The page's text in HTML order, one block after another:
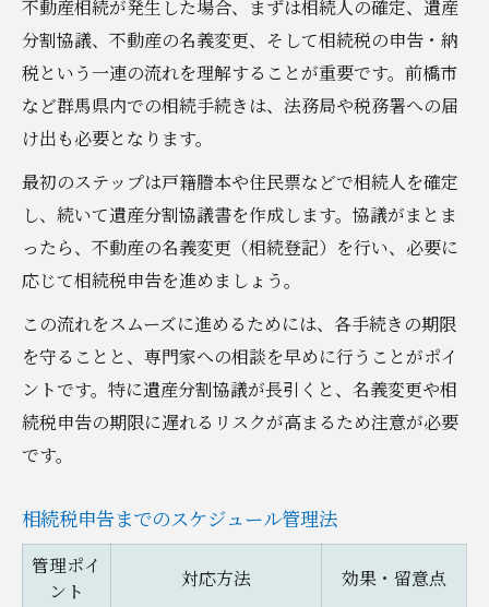
不動産相続が発生した場合、まずは相続人の確定、遺産
分割協議、不動産の名義変更、そして相続税の申告・納
税という一連の流れを理解することが重要です。前橋市
など群馬県内での相続手続きは、法務局や税務署への届
け出も必要となります。
最初のステップは戸籍謄本や住民票などで相続人を確定
し、続いて遺産分割協議書を作成します。協議がまとま
ったら、不動産の名義変更（相続登記）を行い、必要に
応じて相続税申告を進めましょう。
この流れをスムーズに進めるためには、各手続きの期限
を守ることと、専門家への相談を早めに行うことがポイ
ントです。特に遺産分割協議が長引くと、名義変更や相
続税申告の期限に遅れるリスクが高まるため注意が必要
です。
相続税申告までのスケジュール管理法
管理ポイ
ント
対応方法 効果・留意点